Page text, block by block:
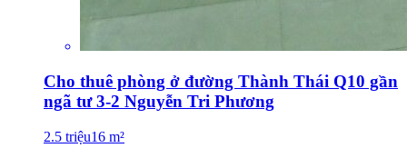
Cho thuê phòng ở đường Thành Thái Q10 gần
ngã tư 3-2 Nguyễn Tri Phương
2.5 triệu16 m²